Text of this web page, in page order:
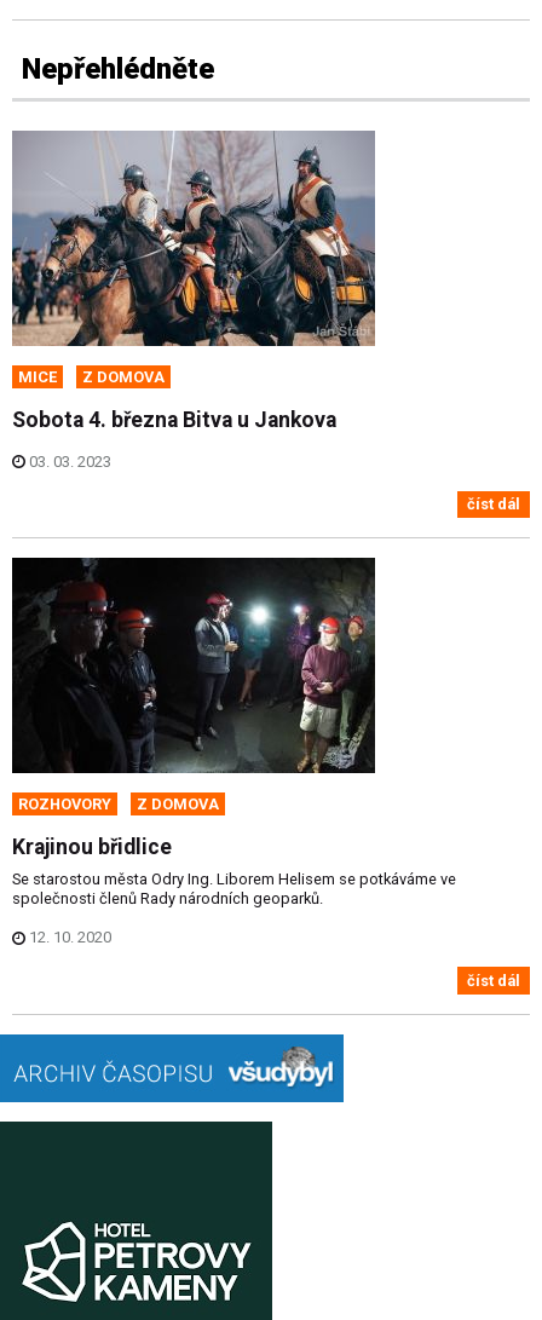
Nepřehlédněte
MICE Z DOMOVA
Sobota 4. března Bitva u Jankova
03. 03. 2023
číst dál
ROZHOVORY Z DOMOVA
Krajinou břidlice
Se starostou města Odry Ing. Liborem Helisem se potkáváme ve
společnosti členů Rady národních geoparků.
12. 10. 2020
číst dál